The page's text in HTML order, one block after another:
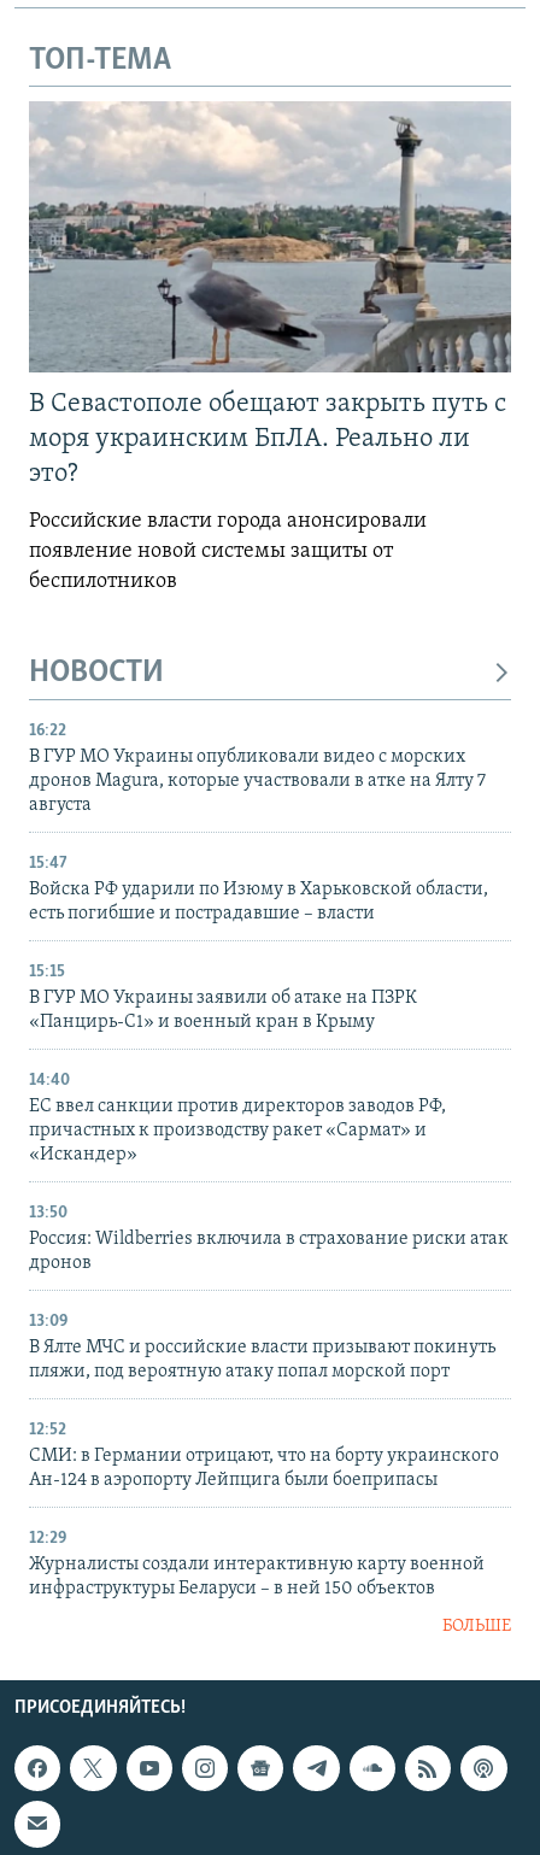
ТОП-ТЕМА
В Севастополе обещают закрыть путь с
моря украинским БпЛА. Реально ли
это?
Российские власти города анонсировали
появление новой системы защиты от
беспилотников
НОВОСТИ
16:22
В ГУР МО Украины опубликовали видео с морских
дронов Magura, которые участвовали в атке на Ялту 7
августа
15:47
Войска РФ ударили по Изюму в Харьковской области,
есть погибшие и пострадавшие – власти
15:15
В ГУР МО Украины заявили об атаке на ПЗРК
«Панцирь-С1» и военный кран в Крыму
14:40
ЕС ввел санкции против директоров заводов РФ,
причастных к производству ракет «Сармат» и
«Искандер»
13:50
Россия: Wildberries включила в страхование риски атак
дронов
13:09
В Ялте МЧС и российские власти призывают покинуть
пляжи, под вероятную атаку попал морской порт
12:52
СМИ: в Германии отрицают, что на борту украинского
Ан-124 в аэропорту Лейпцига были боеприпасы
12:29
Журналисты создали интерактивную карту военной
инфраструктуры Беларуси – в ней 150 объектов
БОЛЬШЕ
ПРИСОЕДИНЯЙТЕСЬ!